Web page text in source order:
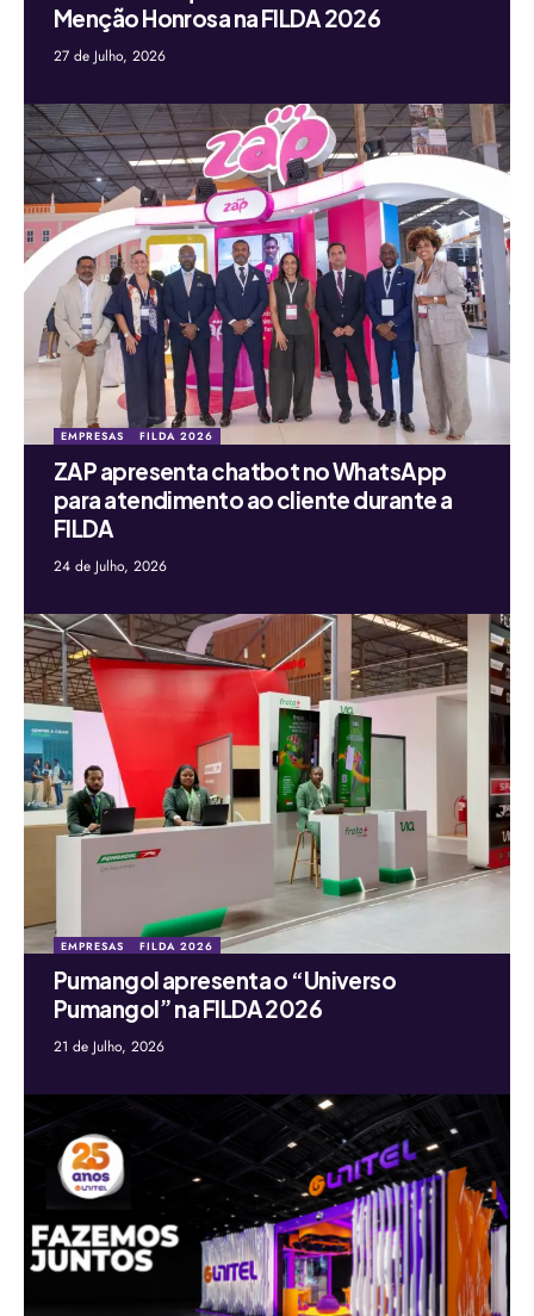
Menção Honrosa na FILDA 2026
27 de Julho, 2026
EMPRESAS FILDA 2026
ZAP apresenta chatbot no WhatsApp
para atendimento ao cliente durante a
FILDA
24 de Julho, 2026
EMPRESAS FILDA 2026
Pumangol apresenta o “Universo
Pumangol” na FILDA 2026
21 de Julho, 2026